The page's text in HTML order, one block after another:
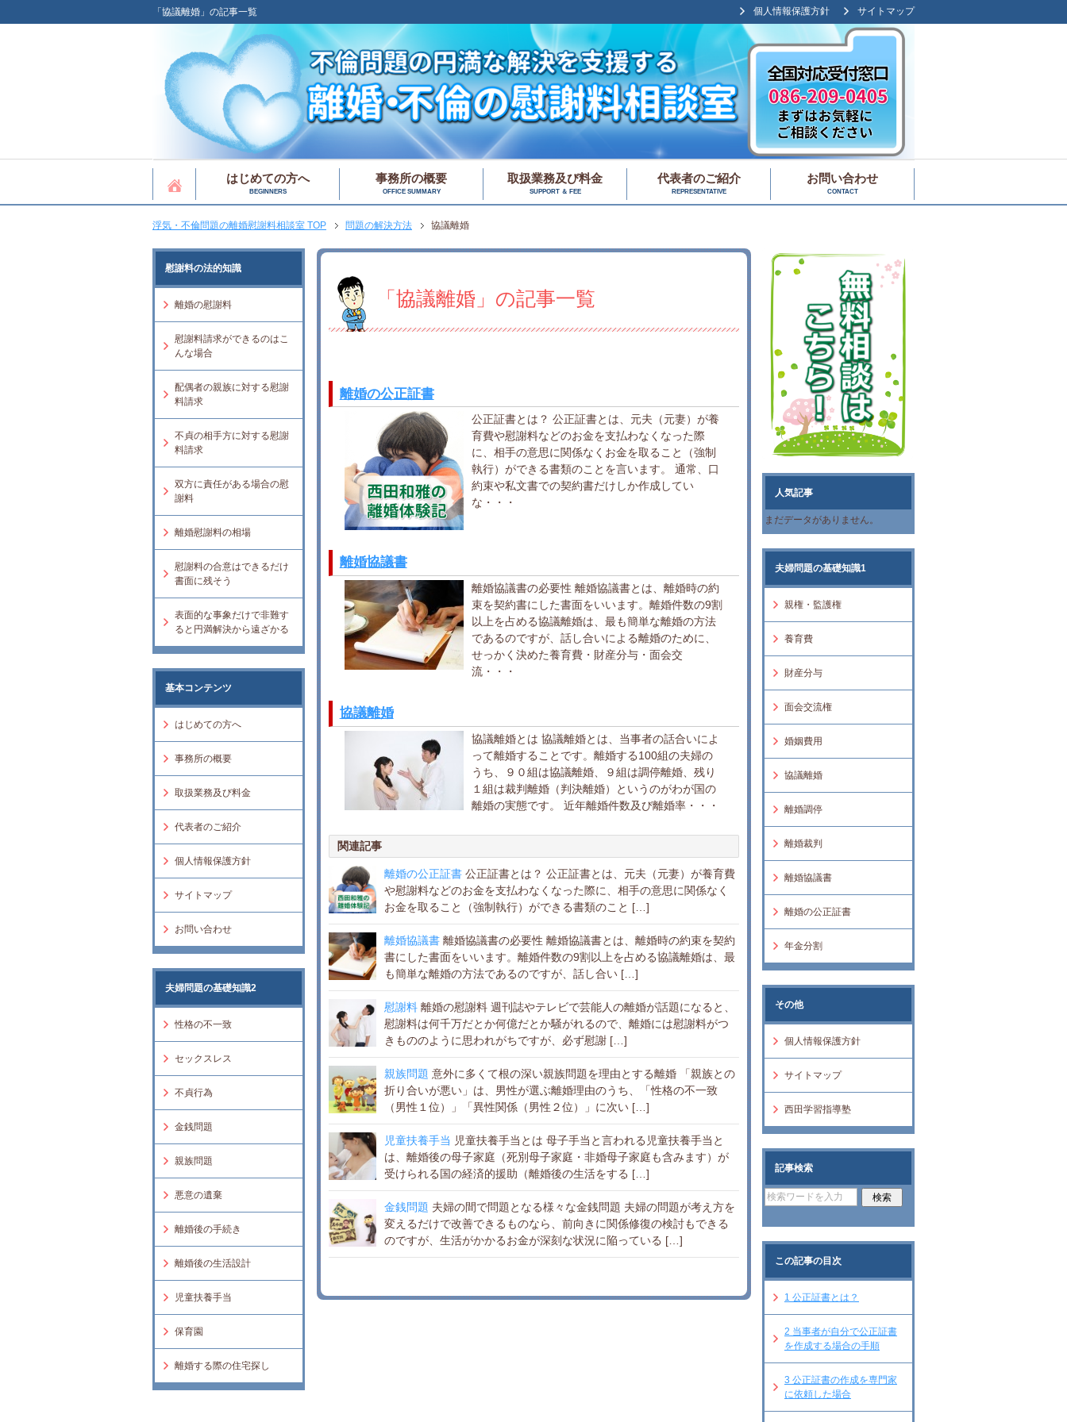
「協議離婚」の記事一覧
はじめての方へ
BEGINNERS
事務所の概要
OFFICE SUMMARY
取扱業務及び料金
SUPPORT ＆ FEE
代表者のご紹介
REPRESENTATIVE
お問い合わせ
CONTACT
浮気・不倫問題の離婚慰謝料相談室 TOP 問題の解決方法 協議離婚
「協議離婚」の記事一覧
離婚の公正証書
公正証書とは？ 公正証書とは、元夫（元妻）が養
育費や慰謝料などのお金を支払わなくなった際
に、相手の意思に関係なくお金を取ること（強制
執行）ができる書類のことを言います。 通常、口
約束や私文書での契約書だけしか作成してい
な・・・
離婚協議書
離婚協議書の必要性 離婚協議書とは、離婚時の約
束を契約書にした書面をいいます。離婚件数の9割
以上を占める協議離婚は、最も簡単な離婚の方法
であるのですが、話し合いによる離婚のために、
せっかく決めた養育費・財産分与・面会交
流・・・
協議離婚
協議離婚とは 協議離婚とは、当事者の話合いによ
って離婚することです。離婚する100組の夫婦の
うち、９０組は協議離婚、９組は調停離婚、残り
１組は裁判離婚（判決離婚）というのがわが国の
離婚の実態です。 近年離婚件数及び離婚率・・・
関連記事
離婚の公正証書 公正証書とは？ 公正証書とは、元夫（元妻）が養育費
や慰謝料などのお金を支払わなくなった際に、相手の意思に関係なく
お金を取ること（強制執行）ができる書類のこと […]
離婚協議書 離婚協議書の必要性 離婚協議書とは、離婚時の約束を契約
書にした書面をいいます。離婚件数の9割以上を占める協議離婚は、最
も簡単な離婚の方法であるのですが、話し合い […]
慰謝料 離婚の慰謝料 週刊誌やテレビで芸能人の離婚が話題になると、
慰謝料は何千万だとか何億だとか騒がれるので、離婚には慰謝料がつ
きもののように思われがちですが、必ず慰謝 […]
親族問題 意外に多くて根の深い親族問題を理由とする離婚 「親族との
折り合いが悪い」は、男性が選ぶ離婚理由のうち、「性格の不一致
（男性１位）」「異性関係（男性２位）」に次い […]
児童扶養手当 児童扶養手当とは 母子手当と言われる児童扶養手当と
は、離婚後の母子家庭（死別母子家庭・非婚母子家庭も含みます）が
受けられる国の経済的援助（離婚後の生活をする […]
金銭問題 夫婦の間で問題となる様々な金銭問題 夫婦の問題が考え方を
変えるだけで改善できるものなら、前向きに関係修復の検討もできる
のですが、生活がかかるお金が深刻な状況に陥っている […]
慰謝料の法的知識
離婚の慰謝料
慰謝料請求ができるのはこ
んな場合
配偶者の親族に対する慰謝
料請求
不貞の相手方に対する慰謝
料請求
双方に責任がある場合の慰
謝料
離婚慰謝料の相場
慰謝料の合意はできるだけ
書面に残そう
表面的な事象だけで非難す
ると円満解決から遠ざかる
基本コンテンツ
はじめての方へ
事務所の概要
取扱業務及び料金
代表者のご紹介
個人情報保護方針
サイトマップ
お問い合わせ
夫婦問題の基礎知識2
性格の不一致
セックスレス
不貞行為
金銭問題
親族問題
悪意の遺棄
離婚後の手続き
離婚後の生活設計
児童扶養手当
保育園
離婚する際の住宅探し
人気記事
まだデータがありません。
夫婦問題の基礎知識1
親権・監護権
養育費
財産分与
面会交流権
婚姻費用
協議離婚
離婚調停
離婚裁判
離婚協議書
離婚の公正証書
年金分割
その他
個人情報保護方針
サイトマップ
西田学習指導塾
記事検索
この記事の目次
1 公正証書とは？
2 当事者が自分で公正証書
を作成する場合の手順
3 公正証書の作成を専門家
に依頼した場合
個人情報保護方針 サイトマップ